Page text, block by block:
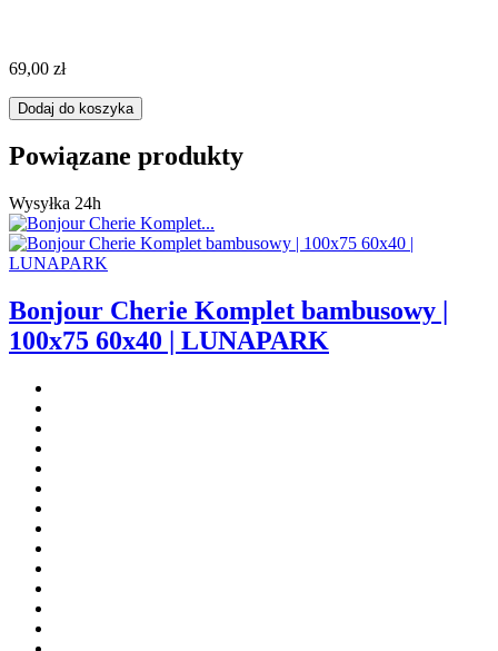
69,00 zł
Dodaj do koszyka
Powiązane produkty
Wysyłka 24h
Bonjour Cherie Komplet bambusowy |
100x75 60x40 | LUNAPARK